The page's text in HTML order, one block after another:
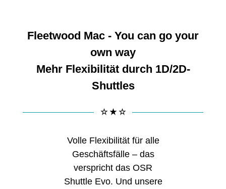
Fleetwood Mac - You can go your
own way
Mehr Flexibilität durch 1D/2D-
Shuttles
☆ ★ ☆
Volle Flexibilität für alle
Geschäftsfälle – das
verspricht das OSR
Shuttle Evo. Und unsere